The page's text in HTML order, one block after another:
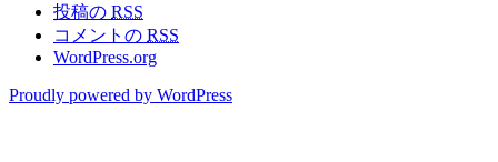
投稿の RSS
コメントの RSS
WordPress.org
Proudly powered by WordPress